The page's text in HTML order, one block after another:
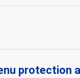
protection